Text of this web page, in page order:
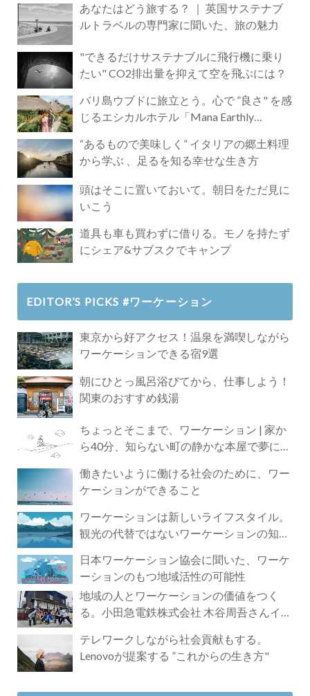
あなたはどう旅する？ ｜ 英国サステナブ
ルトラベルの専門家に聞いた、旅の魅力
"できるだけサステナブルに飛行機に乗り
たい" CO2排出量を抑えて空を飛ぶには？
バリ島ウブドに旅立とう。心で ”良さ" を感
じるエシカルホテル「Mana Earthly
“あるもので美味しく” イタリアの郷土料理
から学ぶ 、足るを知る幸せな生き方
頭はそこに置いておいて。朝日をただ見に
いこう
道具も車も買わずに借りる。モノを持たず
にシェア&サブスクでキャンプ
EDITOR’S PICKS #ワーケーション
東京から好アクセス！温泉を満喫しながら
ワーケーションできる宿9選
朝にひとっ風呂浴びてから、仕事しよう！
関東のおすすめ銭湯
ちょっとそこまで、ワーケーション | 家か
ら40分、知らない町の静かな本屋で夢に近
働きたいように働ける社会のために、ワー
ケーションができること
ワーケーションは新しいライフスタイル。
観光の代替ではないワーケーションの知ら
日本ワーケーション協会に聞いた、ワーケ
ーションのもつ地域活性の可能性
地域の人とワーケーションの価値をつく
る。小田急電鉄株式会社 木谷周吾さんイン
テレワークしながら社会貢献もする。
Lenovoが提案する ”これからの生き方"